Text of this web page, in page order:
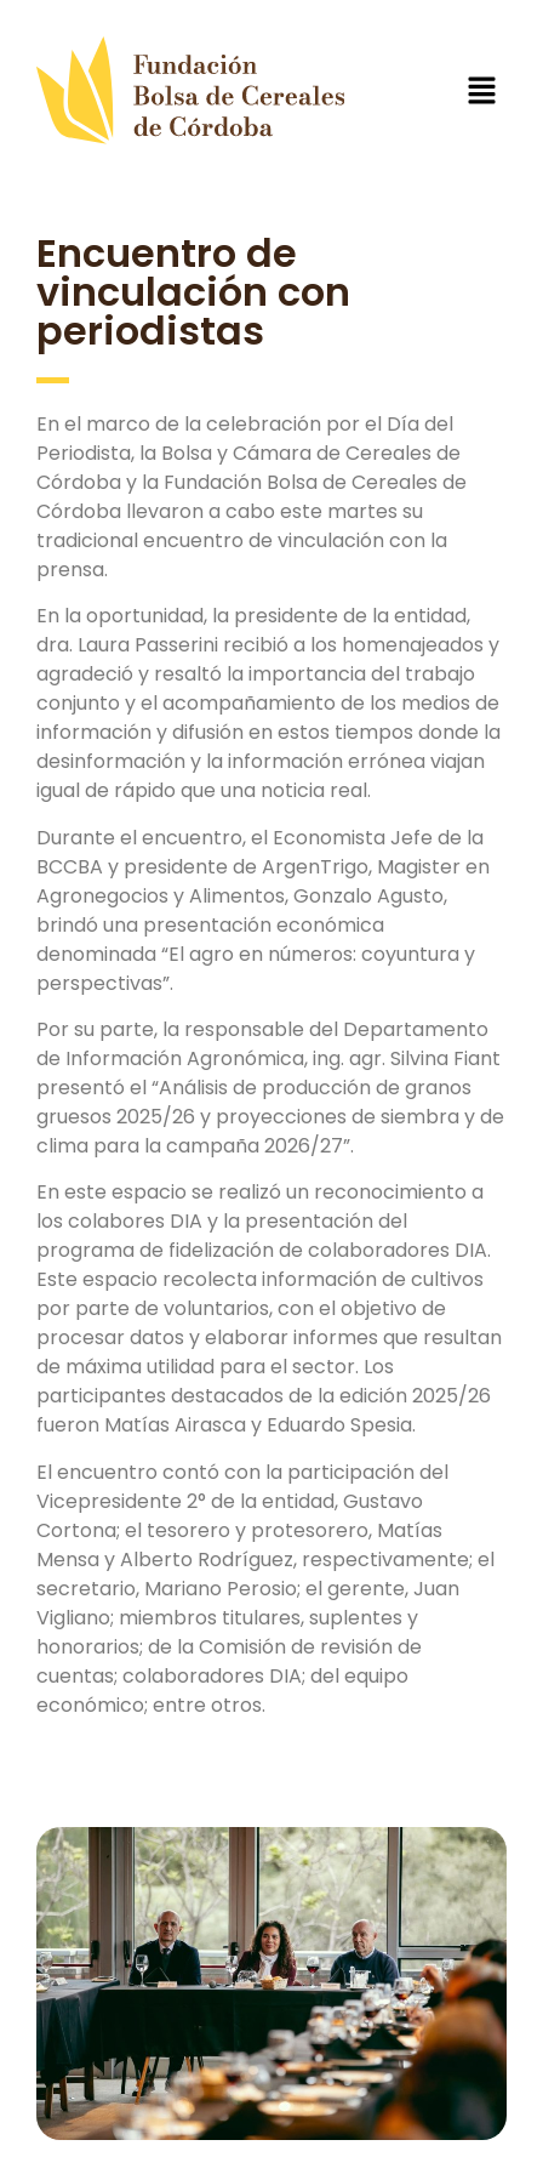
Encuentro de
vinculación con
periodistas
En el marco de la celebración por el Día del
Periodista, la Bolsa y Cámara de Cereales de
Córdoba y la Fundación Bolsa de Cereales de
Córdoba llevaron a cabo este martes su
tradicional encuentro de vinculación con la
prensa.
En la oportunidad, la presidente de la entidad,
dra. Laura Passerini recibió a los homenajeados y
agradeció y resaltó la importancia del trabajo
conjunto y el acompañamiento de los medios de
información y difusión en estos tiempos donde la
desinformación y la información errónea viajan
igual de rápido que una noticia real.
Durante el encuentro, el Economista Jefe de la
BCCBA y presidente de ArgenTrigo, Magister en
Agronegocios y Alimentos, Gonzalo Agusto,
brindó una presentación económica
denominada “El agro en números: coyuntura y
perspectivas”.
Por su parte, la responsable del Departamento
de Información Agronómica, ing. agr. Silvina Fiant
presentó el “Análisis de producción de granos
gruesos 2025/26 y proyecciones de siembra y de
clima para la campaña 2026/27”.
En este espacio se realizó un reconocimiento a
los colabores DIA y la presentación del
programa de fidelización de colaboradores DIA.
Este espacio recolecta información de cultivos
por parte de voluntarios, con el objetivo de
procesar datos y elaborar informes que resultan
de máxima utilidad para el sector. Los
participantes destacados de la edición 2025/26
fueron Matías Airasca y Eduardo Spesia.
El encuentro contó con la participación del
Vicepresidente 2° de la entidad, Gustavo
Cortona; el tesorero y protesorero, Matías
Mensa y Alberto Rodríguez, respectivamente; el
secretario, Mariano Perosio; el gerente, Juan
Vigliano; miembros titulares, suplentes y
honorarios; de la Comisión de revisión de
cuentas; colaboradores DIA; del equipo
económico; entre otros.